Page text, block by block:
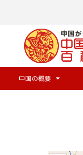
ン
中国の概要